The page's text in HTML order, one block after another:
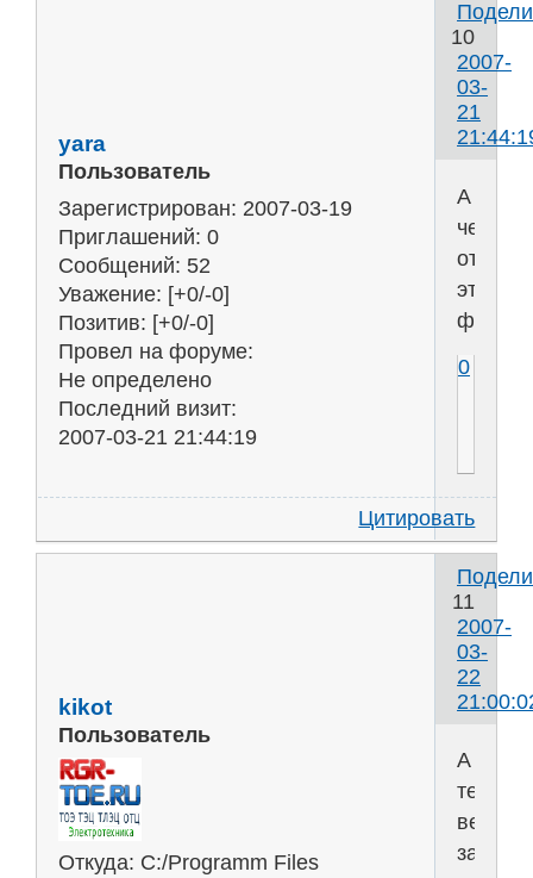
10
2007-
03-
21
yara
Пользователь
Зарегистрирован: 2007-03-19
Приглашений: 0
Сообщений: 52
Уважение: [+0/-0]
Позитив: [+0/-0]
Провел на форуме:
Не определено
Последний визит:
2007-03-21 21:44:19
А
чем
этот
файл?
0
Цитировать
11
2007-
03-
22
kikot
Пользователь
Откуда: C:/Programm Files
А
теперь
весь